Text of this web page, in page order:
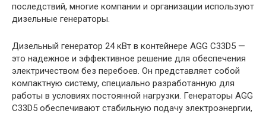
последствий, многие компании и организации используют
дизельные генераторы.
Дизельный генератор 24 кВт в контейнере AGG C33D5 —
это надежное и эффективное решение для обеспечения
электричеством без перебоев. Он представляет собой
компактную систему, специально разработанную для
работы в условиях постоянной нагрузки. Генераторы AGG
C33D5 обеспечивают стабильную подачу электроэнергии,